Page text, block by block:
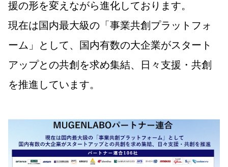
援の形を変えながら進化しております。
現在は国内最大級の「事業共創プラットフォ
ーム」として、国内有数の大企業がスタート
アップとの共創を求め集結、日々支援・共創
を推進しています。